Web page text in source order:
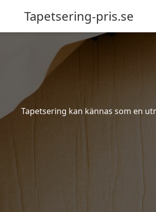
Tapetsering-pris.se
Tapetsering kan kännas som en